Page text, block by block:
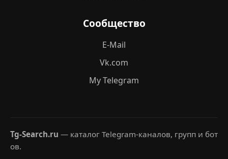
Сообщество
E-Mail
Vk.com
My Telegram
Tg-Search.ru — каталог Telegram-каналов, групп и бот
ов.